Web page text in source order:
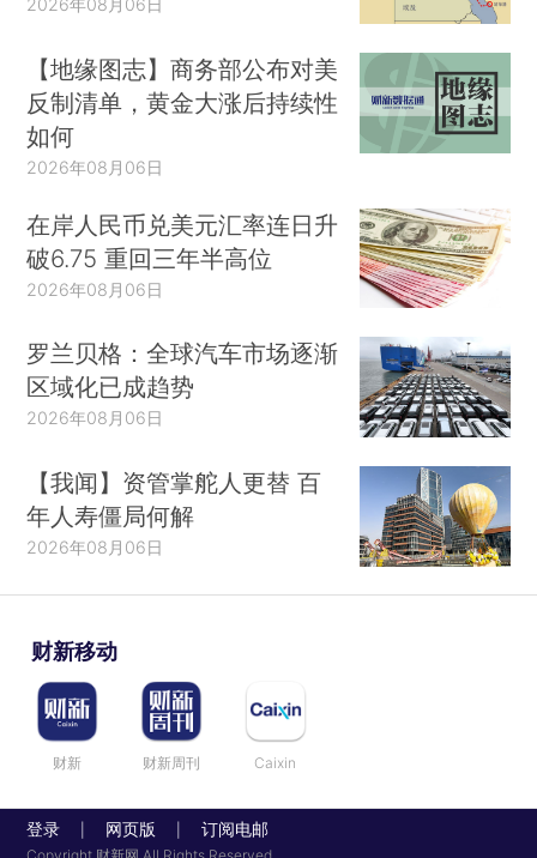
2026年08月06日
【地缘图志】商务部公布对美
反制清单，黄金大涨后持续性
如何
2026年08月06日
在岸人民币兑美元汇率连日升
破6.75 重回三年半高位
2026年08月06日
罗兰贝格：全球汽车市场逐渐
区域化已成趋势
2026年08月06日
【我闻】资管掌舵人更替 百
年人寿僵局何解
2026年08月06日
财新移动
财新 财新周刊 Caixin
登录 网页版 订阅电邮